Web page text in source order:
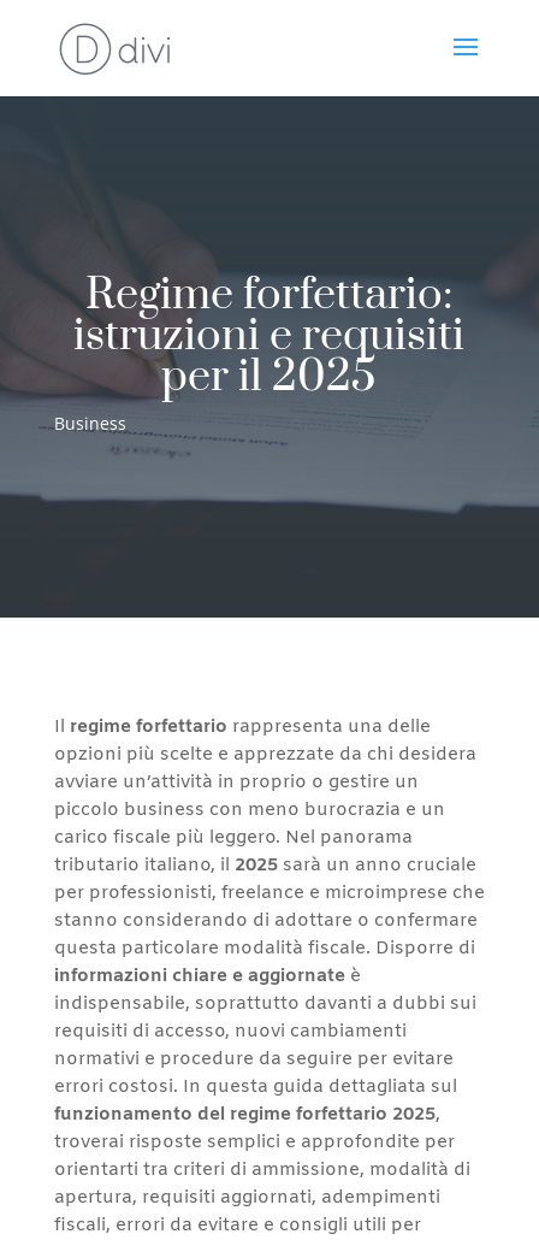
Regime forfettario:
istruzioni e requisiti
per il 2025
Business
Il regime forfettario rappresenta una delle
opzioni più scelte e apprezzate da chi desidera
avviare un’attività in proprio o gestire un
piccolo business con meno burocrazia e un
carico fiscale più leggero. Nel panorama
tributario italiano, il 2025sarà un anno cruciale
per professionisti, freelance e microimprese che
stanno considerando di adottare o confermare
questa particolare modalità fiscale. Disporre di
informazioni chiare e aggiornateè
indispensabile, soprattutto davanti a dubbi sui
requisiti di accesso, nuovi cambiamenti
normativi e procedure da seguire per evitare
errori costosi. In questa guida dettagliata sul
funzionamento del regime forfettario 2025,
troverai risposte semplici e approfondite per
orientarti tra criteri di ammissione, modalità di
apertura, requisiti aggiornati, adempimenti
fiscali, errori da evitare e consigli utili per